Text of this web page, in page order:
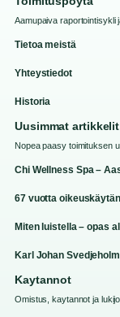
Aamupaiva raportointisykli
Tietoa meistä
Yhteystiedot
Historia
Uusimmat artikkelit
Nopea paasy toimituksen
Chi Wellness Spa –
67 vuotta
Miten luistella – opas
Karl Johan
Kaytannot
Omistus, kaytannot ja